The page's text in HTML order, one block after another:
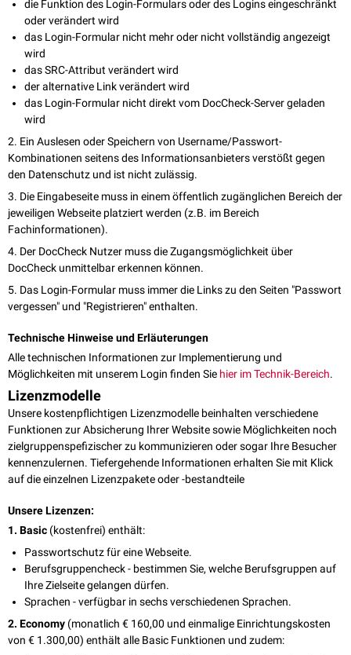
die Funktion des Login-Formulars oder des Logins eingeschränkt
oder verändert wird
das Login-Formular nicht mehr oder nicht vollständig angezeigt
wird
das SRC-Attribut verändert wird
der alternative Link verändert wird
das Login-Formular nicht direkt vom DocCheck-Server geladen
wird
2. Ein Auslesen oder Speichern von Username/Passwort-
Kombinationen seitens des Informationsanbieters verstößt gegen
den Datenschutz und ist nicht zulässig.
3. Die Eingabeseite muss in einem öffentlich zugänglichen Bereich der
jeweiligen Webseite platziert werden (z.B. im Bereich
Fachinformationen).
4. Der DocCheck Nutzer muss die Zugangsmöglichkeit über
DocCheck unmittelbar erkennen können.
5. Das Login-Formular muss immer die Links zu den Seiten "Passwort
vergessen" und "Registrieren" enthalten.
Technische Hinweise und Erläuterungen
Alle technischen Informationen zur Implementierung und
Möglichkeiten mit unserem Login finden Sie hier im Technik-Bereich.
Lizenzmodelle
Unsere kostenpflichtigen Lizenzmodelle beinhalten verschiedene
Funktionen zur Absicherung Ihrer Website sowie Möglichkeiten noch
zielgruppenspefizischer zu kommunizieren oder sogar Ihre Besucher
kennenzulernen. Tiefergehende Informationen erhalten Sie mit Klick
auf die einzelnen Lizenzpakete oder -bestandteile
Unsere Lizenzen:
1. Basic (kostenfrei) enthält:
Passwortschutz für eine Webseite.
Berufsgruppencheck - bestimmen Sie, welche Berufsgruppen auf
Ihre Zielseite gelangen dürfen.
Sprachen - verfügbar in sechs verschiedenen Sprachen.
2. Economy (monatlich € 160,00 und einmalige Einrichtungskosten
von € 1.300,00) enthält alle Basic Funktionen und zudem: